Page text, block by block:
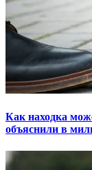
Как находка
объяснили в